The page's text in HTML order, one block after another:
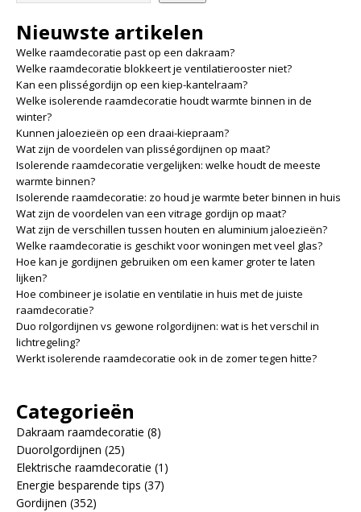
Nieuwste artikelen
Welke raamdecoratie past op een dakraam?
Welke raamdecoratie blokkeert je ventilatierooster niet?
Kan een plisségordijn op een kiep-kantelraam?
Welke isolerende raamdecoratie houdt warmte binnen in de
winter?
Kunnen jaloezieën op een draai-kiepraam?
Wat zijn de voordelen van plisségordijnen op maat?
Isolerende raamdecoratie vergelijken: welke houdt de meeste
warmte binnen?
Isolerende raamdecoratie: zo houd je warmte beter binnen in huis
Wat zijn de voordelen van een vitrage gordijn op maat?
Wat zijn de verschillen tussen houten en aluminium jaloezieën?
Welke raamdecoratie is geschikt voor woningen met veel glas?
Hoe kan je gordijnen gebruiken om een kamer groter te laten
lijken?
Hoe combineer je isolatie en ventilatie in huis met de juiste
raamdecoratie?
Duo rolgordijnen vs gewone rolgordijnen: wat is het verschil in
lichtregeling?
Werkt isolerende raamdecoratie ook in de zomer tegen hitte?
Categorieën
Dakraam raamdecoratie (8)
Duorolgordijnen (25)
Elektrische raamdecoratie (1)
Energie besparende tips (37)
Gordijnen (352)